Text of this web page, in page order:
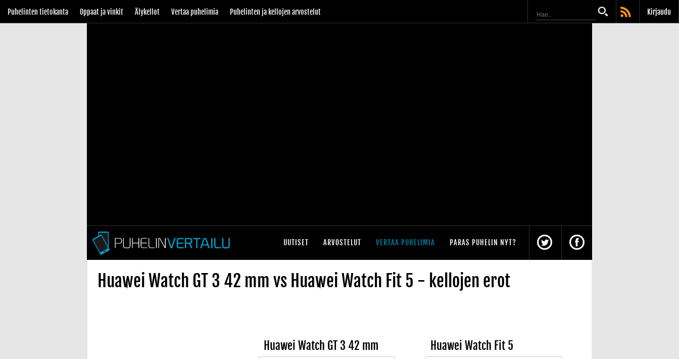
Puhelinten tietokanta Oppaat ja vinkit Älykellot Vertaa puhelimia Puhelinten ja kellojen arvostelut Kirjaudu
UUTISET ARVOSTELUT VERTAA PUHELIMIA PARAS PUHELIN NYT?
Huawei Watch GT 3 42 mm vs Huawei Watch Fit 5 - kellojen erot
Huawei Watch GT 3 42 mm Huawei Watch Fit 5